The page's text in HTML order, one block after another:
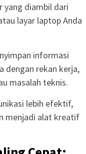
yang diambil dari
layar laptop Anda
informasi
dengan rekan kerja,
masalah teknis.
lebih efektif,
menjadi alat kreatif